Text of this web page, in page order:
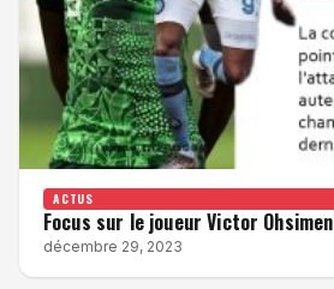
ACTUS
Focus sur le joueur Victor Ohsimen
décembre 29, 2023